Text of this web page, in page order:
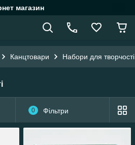
магазин
Канцтовари Набори для творчості
0 Фільтри